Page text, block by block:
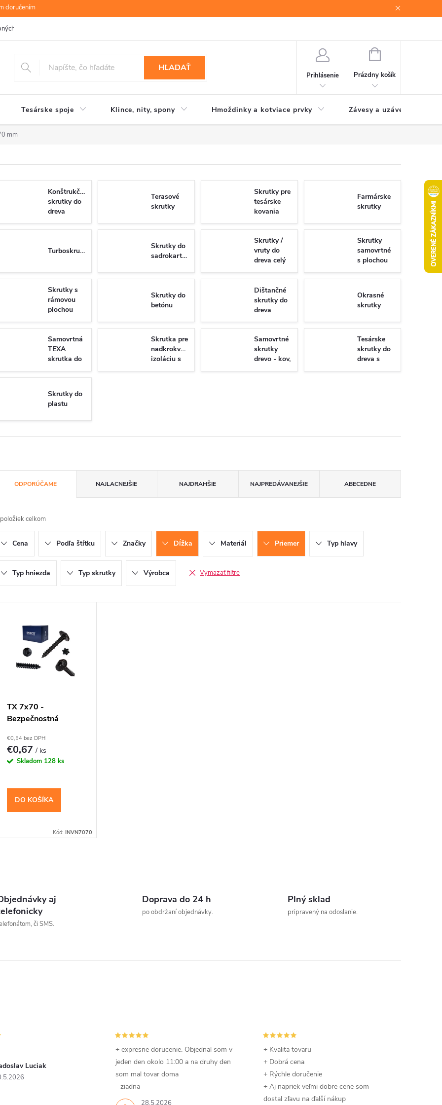
doručením
údajov
HĽADAŤ
Prihlásenie
NÁKUPNÝ
Prázdny košík
Tesárske spoje Klince, nity, spony Hmoždinky a kotviace prvky Závesy a uzávery brán
mm
Konštrukčné
skrutky do
dreva
Terasové
skrutky
Skrutky pre
tesárske
kovania
Farmárske
skrutky
Turboskrutky
Skrutky do
sadrokartónu
Skrutky /
vruty do
dreva celý
závit
Torx/PZ
Skrutky
samovrtné
s plochou
hlavou -
univerzálne
Skrutky s
rámovou
plochou
hlavou do
dreva
Skrutky do
betónu
Dištančné
skrutky do
dreva
Okrasné
skrutky
Samovrtná
TEXA
skrutka do
plechu so
6-hrannou
7504K/N
Skrutka pre
nadkrokvovu
izoláciu s
tanierovou
Samovrtné
skrutky
drevo - kov,
WSDST
Tesárske
skrutky do
dreva s
plným
Skrutky do
plastu
ODPORÚČAME NAJLACNEJŠIE NAJDRAHŠIE NAJPREDÁVANEJŠIE ABECEDNE
celkom
Cena Podľa štítku Značky Dĺžka Materiál Priemer Typ hlavy
Typ hniezda Typ skrutky Výrobca Vymazať filtre
TX 7x70 -
Bezpečnostná
€0,54 bez DPH
€0,67/ ks
Skladom 128 ks
DO KOŠÍKA
Kód: INVN7070
aj
či SMS.
Doprava do 24 h
po obdržaní objednávky.
Plný sklad
pripravený na odoslanie.
Luciak
28.5.2026
+ expresne dorucenie. Objednal som v
jeden den okolo 11:00 a na druhy den
som mal tovar doma
- ziadna
+ Kvalita tovaru
+ Dobrá cena
+ Rýchle doručenie
+ Aj napriek veľmi dobre cene som
dostal zľavu na ďalší nákup